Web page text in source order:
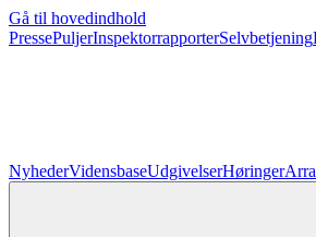
Gå til hovedindhold
PressePuljerInspektorrapporterSelvbetjening
NyhederVidensbaseUdgivelserHøringer